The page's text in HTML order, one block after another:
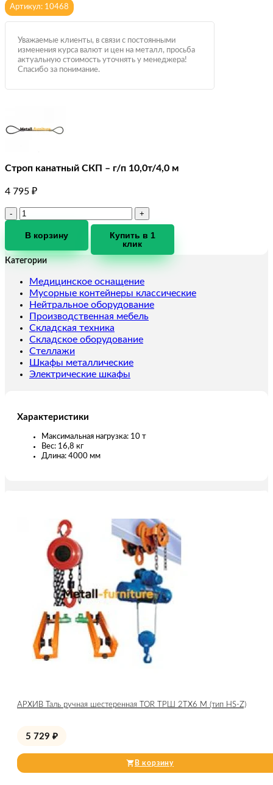
Артикул: 10468
Уважаемые клиенты, в связи с постоянными
изменения курса валют и цен на металл, просьба
актуальную стоимость уточнять у менеджера!
Спасибо за понимание.
Строп канатный СКП – г/п 10,0т/4,0 м
4 795 ₽
Количество
Строп
СКП
г/
п
10,0т/4,0
м
В корзину
Купить в 1
клик
Категории
Медицинское оснащение
Мусорные контейнеры классические
Нейтральное оборудование
Производственная мебель
Складская техника
Складское оборудование
Стеллажи
Шкафы металлические
Электрические шкафы
Характеристики
Максимальная нагрузка: 10 т
Вес: 16,8 кг
Длина: 4000 мм
АРХИВ Таль ручная шестеренная TOR ТРШ 2ТХ6 М (тип HS-Z)
5 729 ₽
В корзину